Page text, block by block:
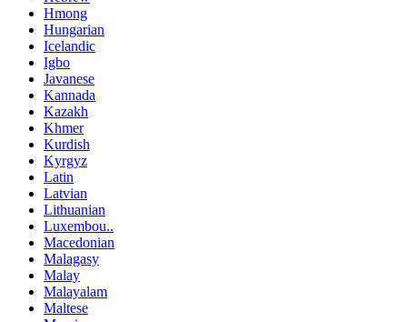
Hmong
Hungarian
Icelandic
Igbo
Javanese
Kannada
Kazakh
Khmer
Kurdish
Kyrgyz
Latin
Latvian
Lithuanian
Luxembou..
Macedonian
Malagasy
Malay
Malayalam
Maltese